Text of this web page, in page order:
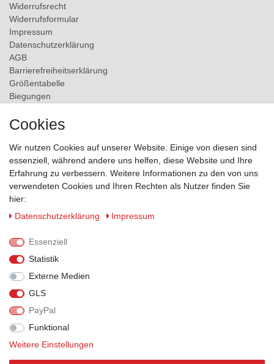
Widerrufs­recht
Widerrufs­formular
Impressum
Daten­schutz­erklärung
AGB
Barrierefreiheitserklärung
Größentabelle
Biegungen
Kontakt
ZAHLUNGSMÖGLICHKEITEN
VERSANDPARTNER
Cookies
Wir nutzen Cookies auf unserer Website. Einige von diesen sind
essenziell, während andere uns helfen, diese Website und Ihre
Erfahrung zu verbessern. Weitere Informationen zu den von uns
verwendeten Cookies und Ihren Rechten als Nutzer finden Sie
hier:
Daten­schutz­erklärung
Impressum
Essenziell
Statistik
Externe Medien
GLS
PayPal
Funktional
Weitere Einstellungen